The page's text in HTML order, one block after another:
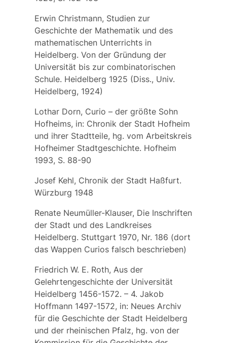
Erwin Christmann, Studien zur
Geschichte der Mathematik und des
mathematischen Unterrichts in
Heidelberg. Von der Gründung der
Universität bis zur combinatorischen
Schule. Heidelberg 1925 (Diss., Univ.
Heidelberg, 1924)
Lothar Dorn, Curio – der größte Sohn
Hofheims, in: Chronik der Stadt Hofheim
und ihrer Stadtteile, hg. vom Arbeitskreis
Hofheimer Stadtgeschichte. Hofheim
1993, S. 88-90
Josef Kehl, Chronik der Stadt Haßfurt.
Würzburg 1948
Renate Neumüller-Klauser, Die Inschriften
der Stadt und des Landkreises
Heidelberg. Stuttgart 1970, Nr. 186 (dort
das Wappen Curios falsch beschrieben)
Friedrich W. E. Roth, Aus der
Gelehrtengeschichte der Universität
Heidelberg 1456-1572. – 4. Jakob
Hoffmann 1497-1572, in: Neues Archiv
für die Geschichte der Stadt Heidelberg
und der rheinischen Pfalz, hg. von der